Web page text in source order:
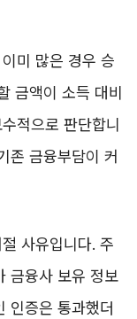
미 많은 경우 승
금액이 소득 대비
적으로 판단합니
존 금융부담이 커
사유입니다. 주
금융사 보유 정보
인증은 통과했더